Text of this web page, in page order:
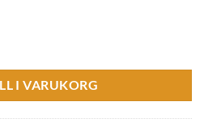
I VARUKORG